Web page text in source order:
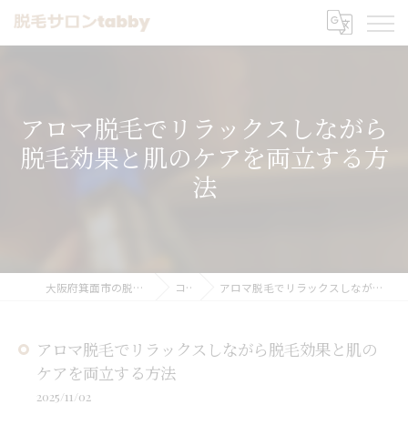
アロマ脱毛でリラックスしながら
脱毛効果と肌のケアを両立する方
法
大阪府箕面市の脱毛なら脱毛サロンtabby コラム アロマ脱毛でリラックスしながら脱毛効果と肌のケアを両立する方法
アロマ脱毛でリラックスしながら脱毛効果と肌の
ケアを両立する方法
2025/11/02